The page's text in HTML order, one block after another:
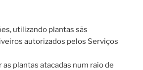
utilizando plantas sãs
autorizados pelos Serviços
plantas atacadas num raio de